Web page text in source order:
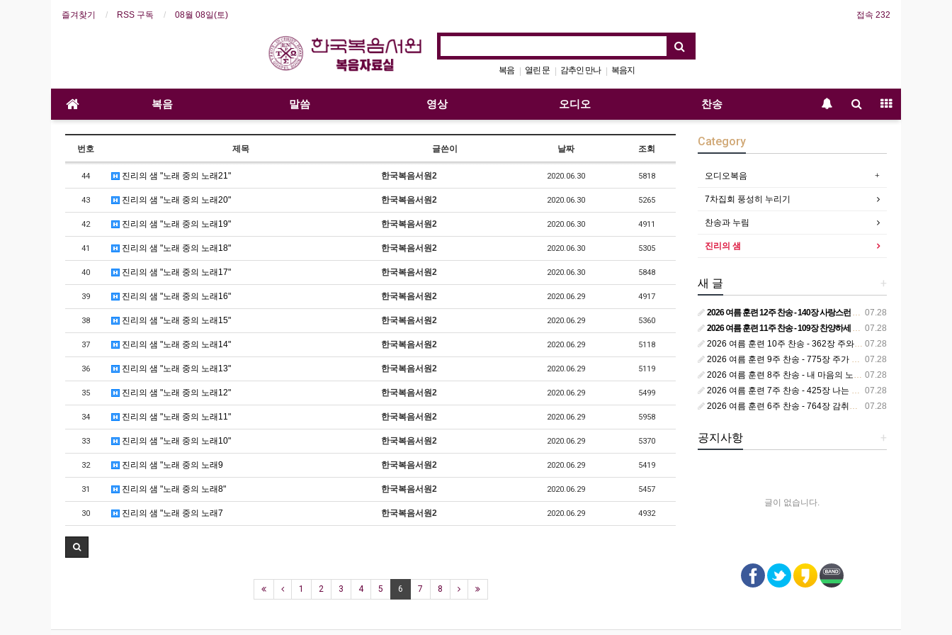
즐겨찾기 RSS 구독 08월 08일(토) 접속 232
복음 | 열린 문 | 감추인 만나 | 복음지
복음 말씀 영상 오디오 찬송
번호 제목 글쓴이 날짜 조회
44 진리의 샘 "노래 중의 노래21" 한국복음서원2 2020.06.30 5818
43 진리의 샘 "노래 중의 노래20" 한국복음서원2 2020.06.30 5265
42 진리의 샘 "노래 중의 노래19" 한국복음서원2 2020.06.30 4911
41 진리의 샘 "노래 중의 노래18" 한국복음서원2 2020.06.30 5305
40 진리의 샘 "노래 중의 노래17" 한국복음서원2 2020.06.30 5848
39 진리의 샘 "노래 중의 노래16" 한국복음서원2 2020.06.29 4917
38 진리의 샘 "노래 중의 노래15" 한국복음서원2 2020.06.29 5360
37 진리의 샘 "노래 중의 노래14" 한국복음서원2 2020.06.29 5118
36 진리의 샘 "노래 중의 노래13" 한국복음서원2 2020.06.29 5119
35 진리의 샘 "노래 중의 노래12" 한국복음서원2 2020.06.29 5499
34 진리의 샘 "노래 중의 노래11" 한국복음서원2 2020.06.29 5958
33 진리의 샘 "노래 중의 노래10" 한국복음서원2 2020.06.29 5370
32 진리의 샘 "노래 중의 노래9 한국복음서원2 2020.06.29 5419
31 진리의 샘 "노래 중의 노래8" 한국복음서원2 2020.06.29 5457
30 진리의 샘 "노래 중의 노래7 한국복음서원2 2020.06.29 4932
1 2 3 4 5 6 7 8
Category
오디오복음
7차집회 풍성히 누리기
찬송과 누림
진리의 샘
+
새 글
07.28
2026 여름 훈련 12주 찬송 - 140장 사랑스런 나의 신랑
07.28
2026 여름 훈련 11주 찬송 - 109장 찬양하세 주의 승리
07.28
2026 여름 훈련 10주 찬송 - 362장 주와 함께 못 박혀서
07.28
2026 여름 훈련 9주 찬송 - 775장 주가 구속하신 백성
07.28
2026 여름 훈련 8주 찬송 - 내 마음의 노래 393장 참 영광스런 우리 왕
07.28
2026 여름 훈련 7주 찬송 - 425장 나는 피조된 그릇
07.28
2026 여름 훈련 6주 찬송 - 764장 감취었던 비밀 나타났으니
+
공지사항
글이 없습니다.